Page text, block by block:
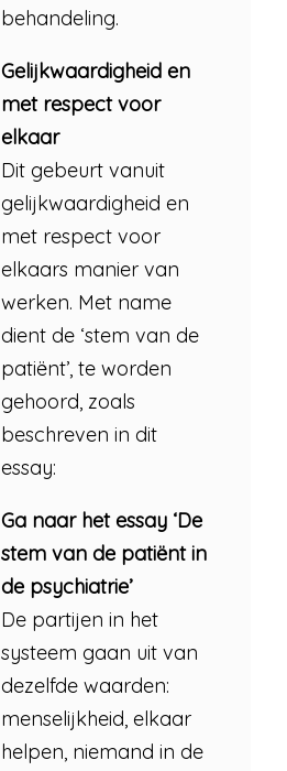
behandeling.
Gelijkwaardigheid en
met respect voor
elkaar
Dit gebeurt vanuit
gelijkwaardigheid en
met respect voor
elkaars manier van
werken. Met name
dient de ‘stem van de
patiënt’, te worden
gehoord, zoals
beschreven in dit
essay:
Ga naar het essay ‘De
stem van de patiënt in
de psychiatrie’
De partijen in het
systeem gaan uit van
dezelfde waarden:
menselijkheid, elkaar
helpen, niemand in de